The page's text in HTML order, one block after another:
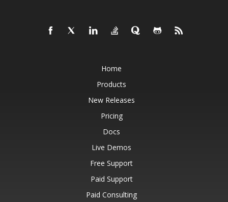
Home
Products
New Releases
Pricing
Docs
Live Demos
Free Support
Paid Support
Paid Consulting